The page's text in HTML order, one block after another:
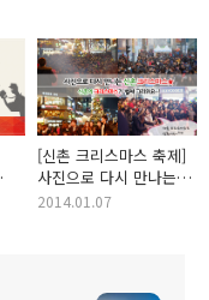
[신촌 크리스마스 축제]
사진으로 다시 만나는
신촌 크리스마스★
2014.01.07